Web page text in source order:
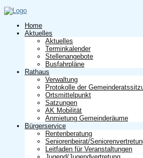
Home
Aktuelles
Aktuelles
Terminkalender
Stellenangebote
Busfahrpläne
Rathaus
Verwaltung
Protokolle der
Ortsmittelpunkt
Satzungen
AK Mobilität
Anmietung Gemeinderäume
Bürgerservice
Rentenberatung
Seniorenbeirat/
Leitfaden für Veranstaltungen